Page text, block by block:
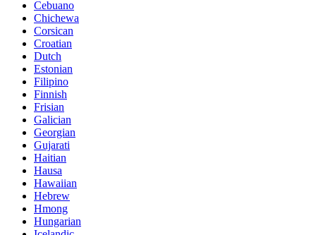
Cebuano
Chichewa
Corsican
Croatian
Dutch
Estonian
Filipino
Finnish
Frisian
Galician
Georgian
Gujarati
Haitian
Hausa
Hawaiian
Hebrew
Hmong
Hungarian